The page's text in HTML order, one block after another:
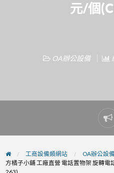
元/個
OA辦公設備
工商設備類網站
OA辦公設備
方橘子小舖 工廠直營 電話置物架 旋轉